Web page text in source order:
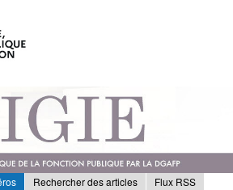
Rechercher des articles
Flux RSS